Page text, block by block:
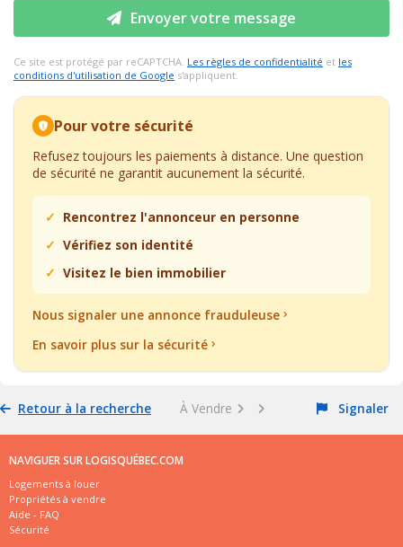
Envoyer votre message
Ce site est protégé par reCAPTCHA. Les règles de confidentialité et les
conditions d'utilisation de Google s'appliquent.
Pour votre sécurité
Refusez toujours les paiements à distance. Une question
de sécurité ne garantit aucunement la sécurité.
Rencontrez l'annonceur en personne
Vérifiez son identité
Visitez le bien immobilier
Nous signaler une annonce frauduleuse
En savoir plus sur la sécurité
Retour à la recherche À Vendre Signaler
NAVIGUER SUR LOGISQUÉBEC.COM
Logements à louer
Propriétés à vendre
Aide - FAQ
Sécurité